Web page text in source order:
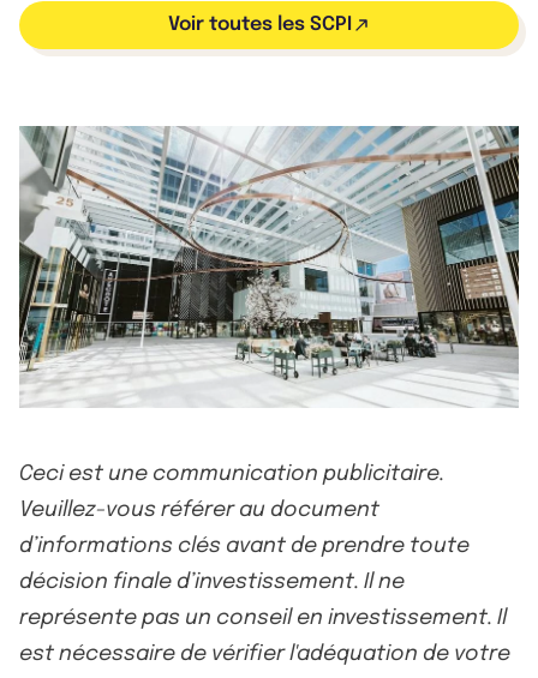
Voir toutes les SCPI
Ceci est une communication publicitaire.
Veuillez-vous référer au document
d’informations clés avant de prendre toute
décision finale d’investissement. Il ne
représente pas un conseil en investissement. Il
est nécessaire de vérifier l'adéquation de votre